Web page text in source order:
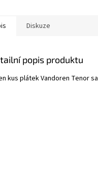
Diskuze
popis produktu
kus plátek Vandoren Tenor